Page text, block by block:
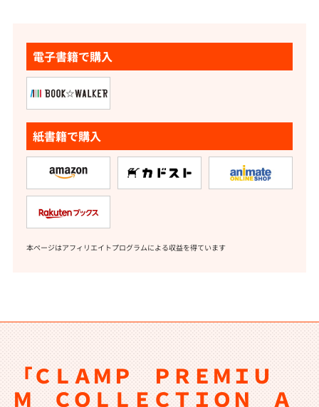
電子書籍で購入
紙書籍で購入
本ページはアフィリエイトプログラムによる収益を得ています
「ＣＬＡＭＰ ＰＲＥＭＩＵ
Ｍ ＣＯＬＬＥＣＴＩＯＮ Ａ